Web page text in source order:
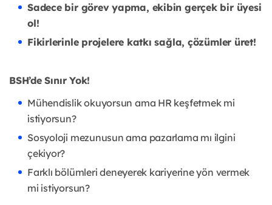
Sadece bir görev yapma, ekibin gerçek bir üyesi
ol!
Fikirlerinle projelere katkı sağla, çözümler üret!
BSH’de Sınır Yok!
Mühendislik okuyorsun ama HR keşfetmek mi
istiyorsun?
Sosyoloji mezunusun ama pazarlama mı ilgini
çekiyor?
Farklı bölümleri deneyerek kariyerine yön vermek
mi istiyorsun?